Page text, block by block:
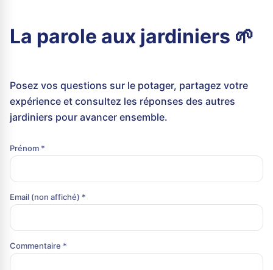
La parole aux jardiniers 🌱
Posez vos questions sur le potager, partagez votre
expérience et consultez les réponses des autres
jardiniers pour avancer ensemble.
Prénom *
Email (non affiché) *
Commentaire *